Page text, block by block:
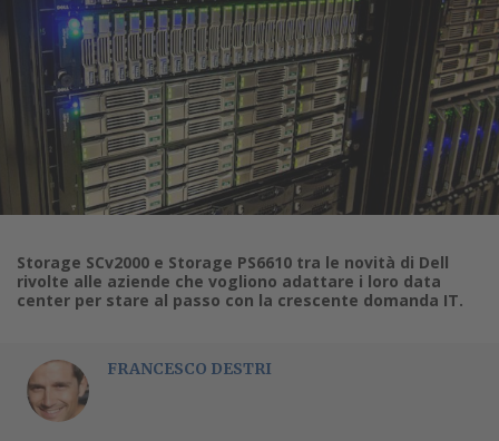
Storage SCv2000 e Storage PS6610 tra le novità di Dell
rivolte alle aziende che vogliono adattare i loro data
center per stare al passo con la crescente domanda IT.
FRANCESCO DESTRI